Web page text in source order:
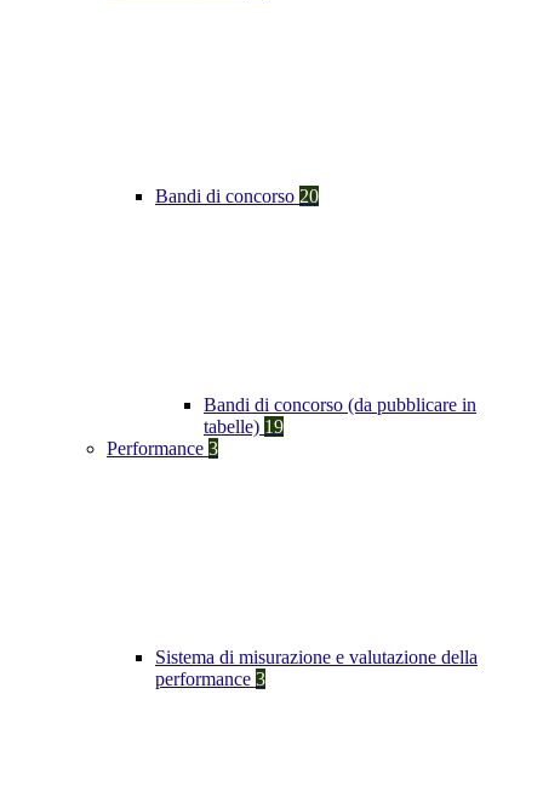
Bandi di concorso 20
Bandi di concorso (da pubblicare in
tabelle) 19
Performance 3
Sistema di misurazione e valutazione della
performance 3